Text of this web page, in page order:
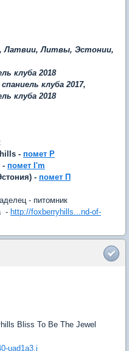
Латвии, Литвы, Эстонии,
клуба 2018
клуба 2017,
клуба 2018
- помет Р
- помет I'm
- помет П
- питомник
- http://foxberryhills...nd-of-
Bliss To Be The Jewel